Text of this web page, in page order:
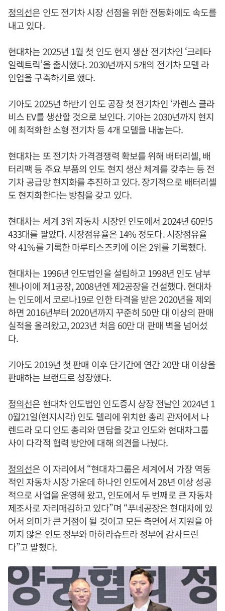
정의선은 인도 전기차 시장 선점을 위한 전동화에도 속도를
내고 있다.
현대차는 2025년 1월 첫 인도 현지 생산 전기차인 ‘크레타
일렉트릭’을 출시했다. 2030년까지 5개의 전기차 모델 라
인업을 구축하기로 했다.
기아도 2025년 하반기 인도 공장 첫 전기차인 ‘카렌스 클라
비스 EV를 생산할 것으로 보인다. 기아는 2030년까지 현지
에 최적화한 소형 전기차 등 4개 모델을 내놓는다.
현대차는 또 전기차 가격경쟁력 확보를 위해 배터리셀, 배
터리팩 등 주요 부품의 인도 현지 생산 체계를 갖추는 등 전
기차 공급망 현지화를 추진하고 있다. 장기적으로 배터리셀
도 현지화한다는 방침을 갖고 있다.
현대차는 세계 3위 자동차 시장인 인도에서 2024년 60만5
433대를 팔았다. 시장점유율은 14% 정도다. 시장점유율
약 41%를 기록한 마루티스즈키에 이은 2위를 기록했다.
현대차는 1996년 인도법인을 설립하고 1998년 인도 남부
첸나이에 제1공장, 2008년엔 제2공장을 건설했다. 현대차
는 인도에서 코로나19로 인한 타격을 받은 2020년을 제외
하면 2016년부터 2020년까지 꾸준히 50만 대 이상의 판매
실적을 올려왔고, 2023년 처음 60만 대 판매 벽을 넘어섰
다.
기아도 2019년 첫 판매 이후 단기간에 연간 20만 대 이상을
판매하는 브랜드로 성장했다.
정의선은 현대차 인도법인 인도증시 상장 전날인 2024년 1
0월21일(현지시각) 인도 델리에 위치한 총리 관저에서 나
렌드라 모디 인도 총리와 면담을 갖고 인도와 현대차그룹
사이 다각적 협력 방안에 대해 의견을 나눴다.
정의선은 이 자리에서 “현대차그룹은 세계에서 가장 역동
적인 자동차 시장 가운데 하나인 인도에서 28년 이상 성공
적으로 사업을 운영해 왔고, 인도에서 두 번째로 큰 자동차
제조사로 자리매김하고 있다”며 “푸네공장은 현대차에 있
어서 의미가 큰 거점이 될 것이고 모든 측면에서 지원을 아
끼지 않은 인도 정부와 마하라슈트라 정부에 감사드린
다”고 말했다.